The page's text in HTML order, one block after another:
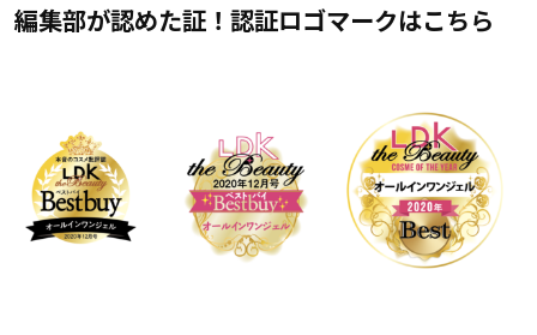
編集部が認めた証！認証ロゴマークはこちら